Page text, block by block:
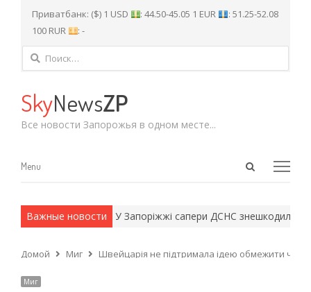
Приватбанк: ($) 1 USD : 44.50-45.05 1 EUR
: 51.25-52.08
100 RUR
: -
Найти:
SkyNewsZP
Все новости Запорожья в одном месте...
Open
Menu
Menu
Важные новости
армейские методы. У Запоріжжі сапери ДСНС знешкодили
Домой Миг Швейцарія не підтримала ідею обмежити
Миг